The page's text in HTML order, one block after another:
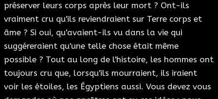
préserver leurs corps après leur mort ? Ont-ils
vraiment cru qu'ils reviendraient sur Terre corps et
âme ? Si oui, qu'avaient-ils vu dans la vie qui
suggéreraient qu'une telle chose était même
possible ? Tout au long de l'histoire, les hommes ont
toujours cru que, lorsqu'ils mourraient, ils iraient
voir les étoiles, les Égyptiens aussi. Vous devez vous